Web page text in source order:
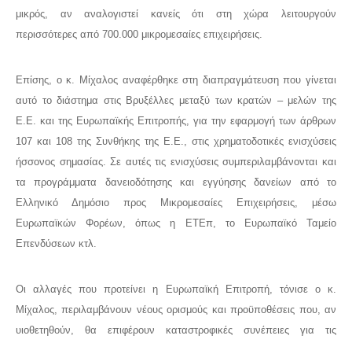
μικρός, αν αναλογιστεί κανείς ότι στη χώρα λειτουργούν
περισσότερες από 700.000 μικρομεσαίες επιχειρήσεις.
Επίσης, ο κ. Μίχαλος αναφέρθηκε στη διαπραγμάτευση που γίνεται
αυτό το διάστημα στις Βρυξέλλες μεταξύ των κρατών – μελών της
Ε.Ε. και της Ευρωπαϊκής Επιτροπής, για την εφαρμογή των άρθρων
107 και 108 της Συνθήκης της Ε.Ε., στις χρηματοδοτικές ενισχύσεις
ήσσονος σημασίας. Σε αυτές τις ενισχύσεις συμπεριλαμβάνονται και
τα προγράμματα δανειοδότησης και εγγύησης δανείων από το
Ελληνικό Δημόσιο προς Μικρομεσαίες Επιχειρήσεις, μέσω
Ευρωπαϊκών Φορέων, όπως η ΕΤΕπ, το Ευρωπαϊκό Ταμείο
Επενδύσεων κτλ.
Οι αλλαγές που προτείνει η Ευρωπαϊκή Επιτροπή, τόνισε ο κ.
Μίχαλος, περιλαμβάνουν νέους ορισμούς και προϋποθέσεις που, αν
υιοθετηθούν, θα επιφέρουν καταστροφικές συνέπειες για τις